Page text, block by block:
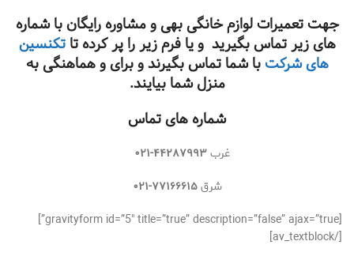
جهت تعمیرات لوازم خانگی بهی و مشاوره رایگان با شماره
های زیر تماس بگیرید و یا فرم زیر را پر کرده تاتکنسین
های شرکتبا شما تماس بگیرند و برای و هماهنگی به
منزل شما بیایند.
شماره های تماس
غرب۴۴۲۸۷۹۹۳-۰۲۱
شرق۷۷۱۶۶۶۱۵-۰۲۱
[gravityform id=”5″ title=”true” description=”false” ajax=”true”]
[/av_textblock]